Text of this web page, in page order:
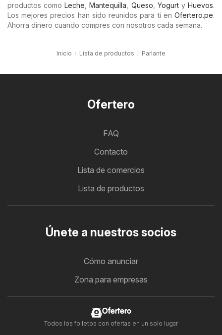
productos comoLeche ,Mantequilla Queso YogurtyHuevos.
Los mejores precios han sido reunidos para ti en Ofertero.pe.
Ahorra dinero cuando compres con nosotros cada semana.
Inicio Lista de productos Parlante
Ofertero
FAQ
Contacto
Lista de comercios
Lista de productos
Únete a nuestros socios
Cómo anunciar
Zona para empresas
Ofertero
Todos los folletos con ofertas en un solo lugar